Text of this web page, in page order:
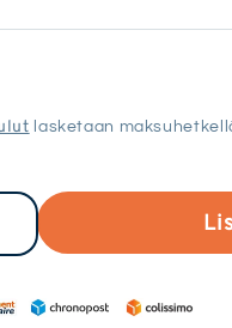
lasketaan
Lisää
CBD